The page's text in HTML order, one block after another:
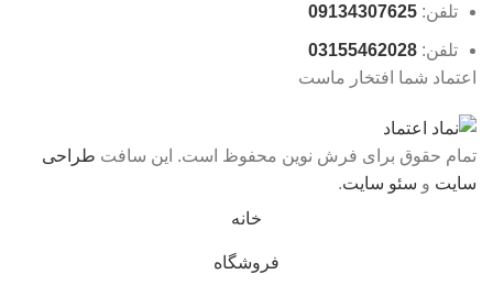
تلفن: 09134307625
تلفن: 03155462028
اعتماد شما افتخار ماست
تمام حقوق برای فرش نوین محفوظ است. این سافت طراحی
سایت و سئو سایت.
خانه
فروشگاه